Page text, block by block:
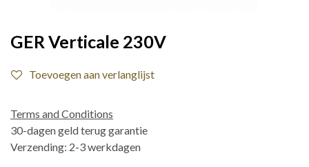
GER Verticale 230V
Toevoegen aan verlanglijst
Terms and Conditions
30-dagen geld terug garantie
Verzending: 2-3 werkdagen